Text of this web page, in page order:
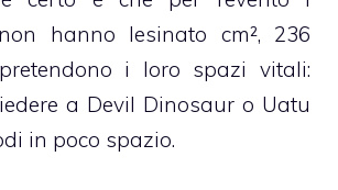
hanno lesinato cm², 236
i loro spazi vitali:
a Devil Dinosaur o Uatu
in poco spazio.